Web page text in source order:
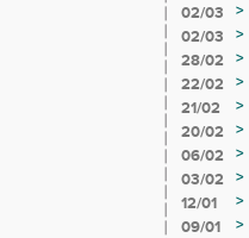
02/03 >
02/03
>
28/02 >
22/02
>
21/02
>
20/02
>
06/02
>
03/02
>
12/01
>
09/01
>